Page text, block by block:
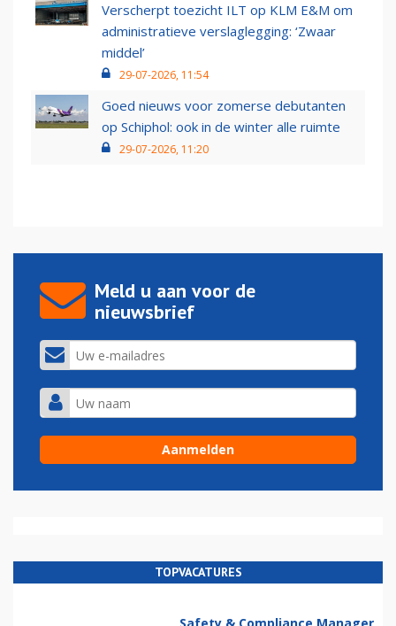
Verscherpt toezicht ILT op KLM E&M om
administratieve verslaglegging: ‘Zwaar
middel’
29-07-2026, 11:54
Goed nieuws voor zomerse debutanten
op Schiphol: ook in de winter alle ruimte
29-07-2026, 11:20
Meld u aan voor de
nieuwsbrief
TOPVACATURES